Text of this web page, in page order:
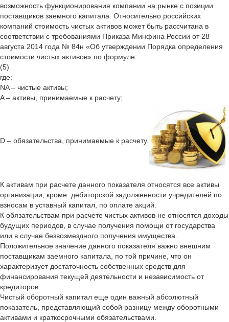
возможность функционирования компании на рынке с позиции
поставщиков заемного капитала. Относительно российских
компаний стоимость чистых активов может быть рассчитана в
соответствии с требованиями Приказа Минфина России от 28
августа 2014 года № 84н «Об утверждении Порядка определения
стоимости чистых активов» по формуле:
(5)
где:
NA – чистые активы;
A – активы, принимаемые к расчету;
D – обязательства, принимаемые к расчету.
К активам при расчете данного показателя относятся все активы
организации, кроме: дебиторской задолженности учредителей по
взносам в уставный капитал, по оплате акций.
К обязательствам при расчете чистых активов не относятся доходы
будущих периодов, в случае получения помощи от государства
или в случае безвозмездного получения имущества.
Положительное значение данного показателя важно внешним
поставщикам заемного капитала, по той причине, что он
характеризует достаточность собственных средств для
финансирования текущей деятельности и независимость от
кредиторов.
Чистый оборотный капитал еще один важный абсолютный
показатель, представляющий собой разницу между оборотными
активами и краткосрочными обязательствами.